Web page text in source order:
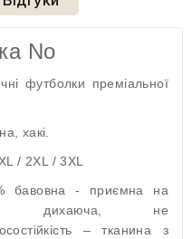
No
футболки преміальної
хакі.
/ 2XL / 3XL
бавовна - приємна на
дихаюча, не
– тканина з